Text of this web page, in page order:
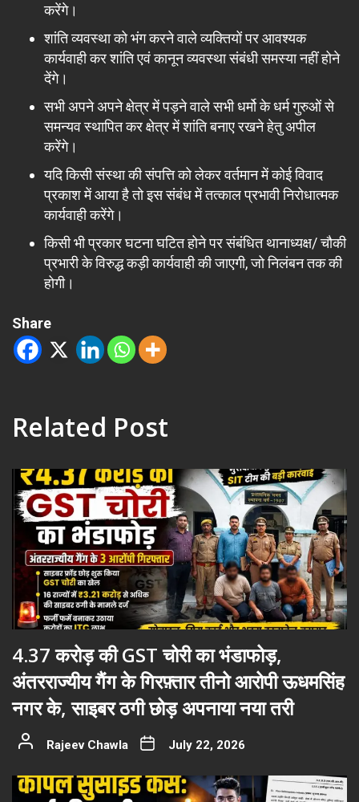
करेंगे।
शांति व्यवस्था को भंग करने वाले व्यक्तियों पर आवश्यक
कार्यवाही कर शांति एवं कानून व्यवस्था संबंधी समस्या नहीं होने
देंगे।
सभी अपने अपने क्षेत्र में पड़ने वाले सभी धर्मो के धर्म गुरुओं से
समन्यव स्थापित कर क्षेत्र में शांति बनाए रखने हेतु अपील
करेंगे।
यदि किसी संस्था की संपत्ति को लेकर वर्तमान में कोई विवाद
प्रकाश में आया है तो इस संबंध में तत्काल प्रभावी निरोधात्मक
कार्यवाही करेंगे।
किसी भी प्रकार घटना घटित होने पर संबंधित थानाध्यक्ष/ चौकी
प्रभारी के विरुद्ध कड़ी कार्यवाही की जाएगी, जो निलंबन तक की
होगी।
Share
Related Post
4.37 करोड़ की GST चोरी का भंडाफोड़,
अंतरराज्यीय गैंग के गिरफ़्तार तीनो आरोपी ऊधमसिंह
नगर के, साइबर ठगी छोड़ अपनाया नया तरी
Rajeev Chawla July 22, 2026